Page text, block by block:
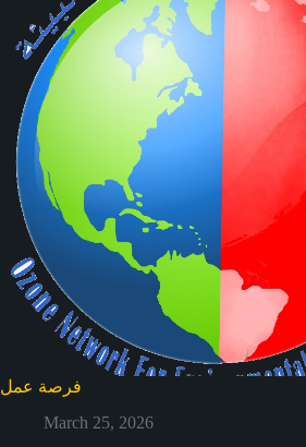
فرصة عمل
March 25, 2026